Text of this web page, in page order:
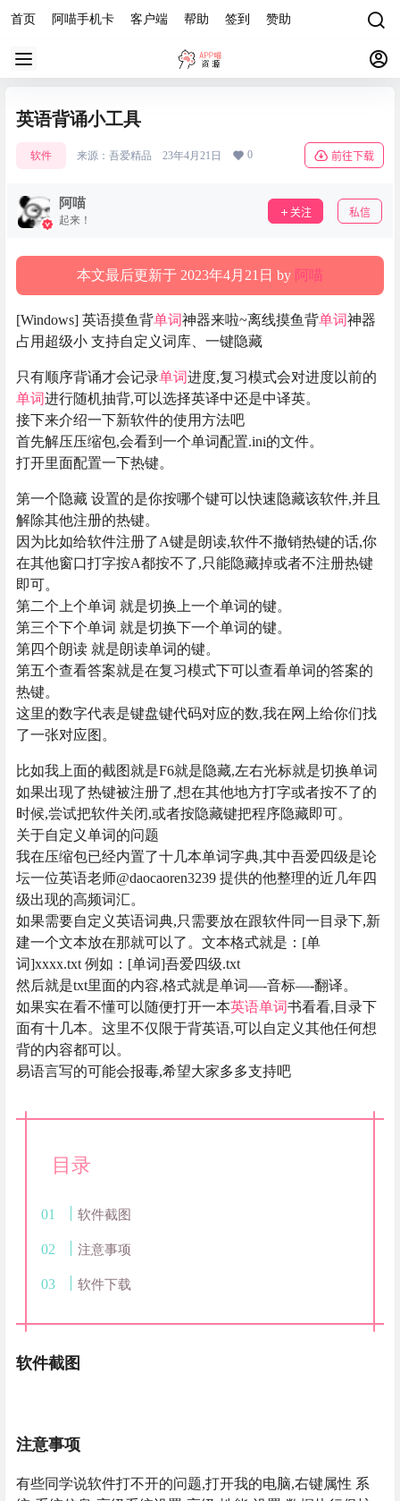
首页 阿喵手机卡 客户端 帮助 签到 赞助
英语背诵小工具
软件 来源： 吾爱精品 23年4月21日 0 前往下载
阿喵
起来！
关注 私信
本文最后更新于 2023年4月21日 by 阿喵
[Windows] 英语摸鱼背单词神器来啦~离线摸鱼背单词神器
占用超级小 支持自定义词库、一键隐藏
只有顺序背诵才会记录单词进度,复习模式会对进度以前的
单词进行随机抽背,可以选择英译中还是中译英。
接下来介绍一下新软件的使用方法吧
首先解压压缩包,会看到一个单词配置.ini的文件。
打开里面配置一下热键。
第一个隐藏 设置的是你按哪个键可以快速隐藏该软件,并且
解除其他注册的热键。
因为比如给软件注册了A键是朗读,软件不撤销热键的话,你
在其他窗口打字按A都按不了,只能隐藏掉或者不注册热键
即可。
第二个上个单词 就是切换上一个单词的键。
第三个下个单词 就是切换下一个单词的键。
第四个朗读 就是朗读单词的键。
第五个查看答案就是在复习模式下可以查看单词的答案的
热键。
这里的数字代表是键盘键代码对应的数,我在网上给你们找
了一张对应图。
比如我上面的截图就是F6就是隐藏,左右光标就是切换单词
如果出现了热键被注册了,想在其他地方打字或者按不了的
时候,尝试把软件关闭,或者按隐藏键把程序隐藏即可。
关于自定义单词的问题
我在压缩包已经内置了十几本单词字典,其中吾爱四级是论
坛一位英语老师@daocaoren3239 提供的他整理的近几年四
级出现的高频词汇。
如果需要自定义英语词典,只需要放在跟软件同一目录下,新
建一个文本放在那就可以了。文本格式就是：[单
词]xxxx.txt 例如：[单词]吾爱四级.txt
然后就是txt里面的内容,格式就是单词—-音标—-翻译。
如果实在看不懂可以随便打开一本英语单词书看看,目录下
面有十几本。这里不仅限于背英语,可以自定义其他任何想
背的内容都可以。
易语言写的可能会报毒,希望大家多多支持吧
目录
软件截图
注意事项
软件下载
软件截图
注意事项
有些同学说软件打不开的问题,打开我的电脑,右键属性 系